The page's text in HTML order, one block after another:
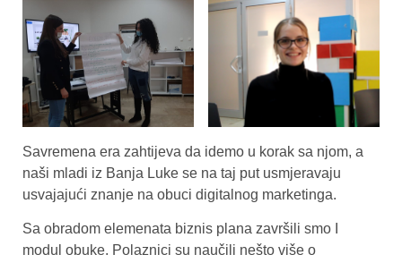
Savremena era zahtijeva da idemo u korak sa njom, a
naši mladi iz Banja Luke se na taj put usmjeravaju
usvajajući znanje na obuci digitalnog marketinga.
Sa obradom elemenata biznis plana završili smo I
modul obuke. Polaznici su naučili nešto više o